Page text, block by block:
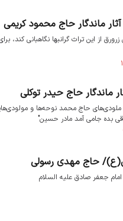
ماندگار حاج محمود کریمی
از این تراث گرانبها نگاهبانی
ماندگار حاج حیدر توکلی
حاج محمد نوحه‌ها و
بده جامی آمد مادر حسین"
حاج مهدی رسولی
جعفر صادق علیه السلام